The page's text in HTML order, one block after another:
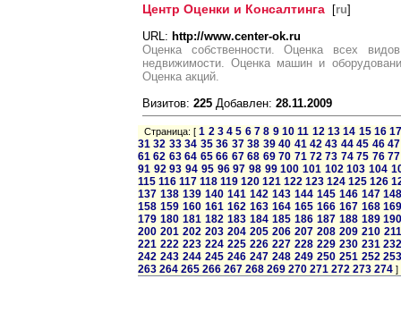
Центр Оценки и Консалтинга [ru]
URL: http://www.center-ok.ru
Оценка собственности. Оценка всех
недвижимости. Оценка машин и
Оценка акций.
Визитов: 225 Добавлен: 28.11.2009
Страница: [1 2 3 4 5 6 7 8 9 10 11 12 13 14 15 16
31 32 33 34 35 36 37 38 39 40 41 42 43 44 45 46 47
61 62 63 64 65 66 67 68 69 70 71 72 73 74 75 76 77
91 92 93 94 95 96 97 98 99 100 101 102 103 104
115 116 117 118 119 120 121 122 123 124 125 126
137 138 139 140 141 142 143 144 145 146 147
158 159 160 161 162 163 164 165 166 167 168
179 180 181 182 183 184 185 186 187 188 189
200 201 202 203 204 205 206 207 208 209 210 211
221 222 223 224 225 226 227 228 229 230 231
242 243 244 245 246 247 248 249 250 251 252
263 264 265 266 267 268 269 270 271 272 273 274 ]